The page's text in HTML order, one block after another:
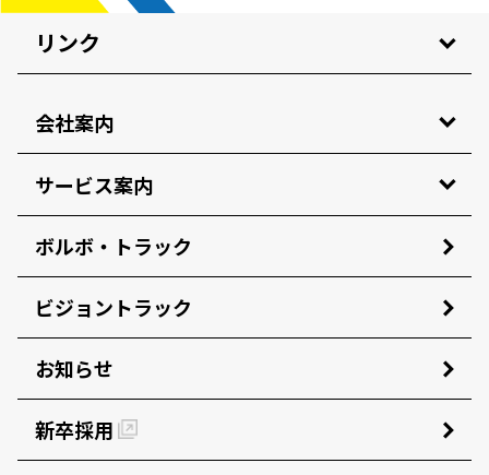
リンク
会社案内
サービス案内
ボルボ・トラック
ビジョントラック
お知らせ
新卒採用